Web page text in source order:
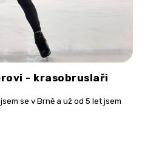
- krasobruslaři
se v Brně a už od 5 let jsem